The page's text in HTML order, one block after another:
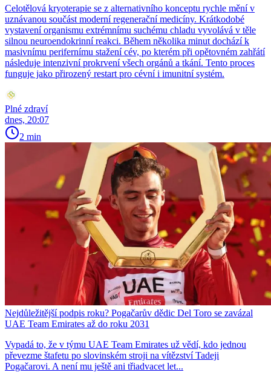
Celotělová kryoterapie se z alternativního konceptu rychle mění v
uznávanou součást moderní regenerační medicíny. Krátkodobé
vystavení organismu extrémnímu suchému chladu vyvolává v těle
silnou neuroendokrinní reakci. Během několika minut dochází k
masivnímu perifernímu stažení cév, po kterém při opětovném zahřátí
následuje intenzivní prokrvení všech orgánů a tkání. Tento proces
funguje jako přirozený restart pro cévní i imunitní systém.
Plné zdraví
dnes, 20:07
2 min
Nejdůležitější podpis roku? Pogačarův dědic Del Toro se zavázal
UAE Team Emirates až do roku 2031
Vypadá to, že v týmu UAE Team Emirates už vědí, kdo jednou
převezme štafetu po slovinském stroji na vítězství Tadeji
Pogačarovi. A není mu ještě ani třiadvacet let...